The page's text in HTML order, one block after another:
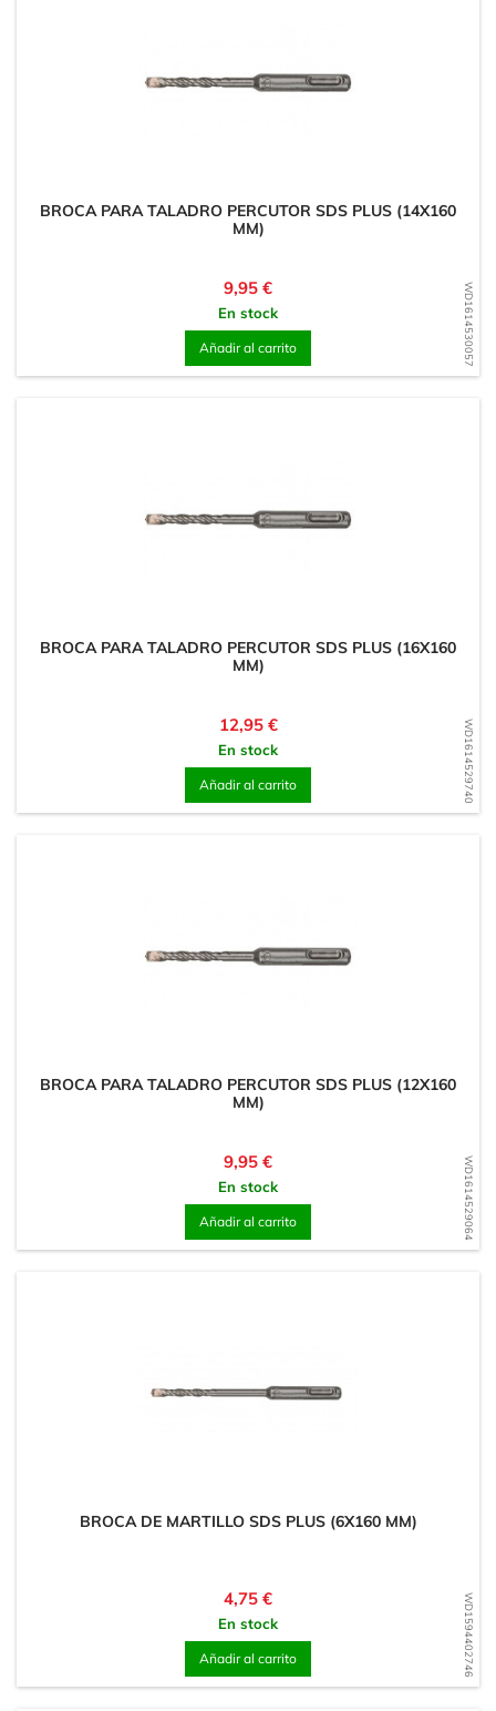
WD1614530057
BROCA PARA TALADRO PERCUTOR SDS PLUS (14X160
MM)
Precio
9,95 €
En stock
Añadir al carrito
WD1614529740
BROCA PARA TALADRO PERCUTOR SDS PLUS (16X160
MM)
Precio
12,95 €
En stock
Añadir al carrito
WD1614529064
BROCA PARA TALADRO PERCUTOR SDS PLUS (12X160
MM)
Precio
9,95 €
En stock
Añadir al carrito
WD1594402746
BROCA DE MARTILLO SDS PLUS (6X160 MM)
Precio
4,75 €
En stock
Añadir al carrito